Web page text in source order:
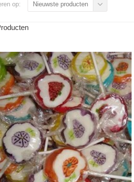
op: Nieuwste producten